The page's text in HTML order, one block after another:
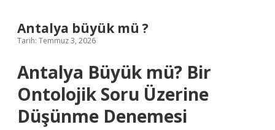
Antalya büyük mü ?
Tarih: Temmuz 3, 2026
Antalya Büyük mü? Bir
Ontolojik Soru Üzerine
Düşünme Denemesi